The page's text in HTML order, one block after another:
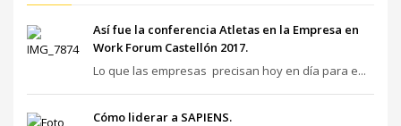
Así fue la conferencia Atletas en la Empresa en
Work Forum Castellón 2017.
Lo que las empresas precisan hoy en día para e...
Cómo liderar a SAPIENS.